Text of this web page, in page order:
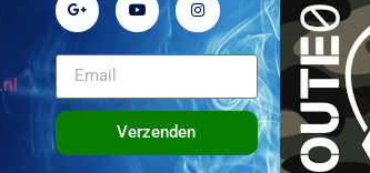
Verzenden